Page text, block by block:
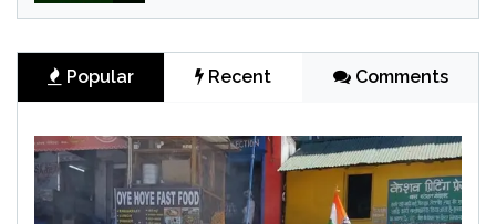
Popular Recent Comments